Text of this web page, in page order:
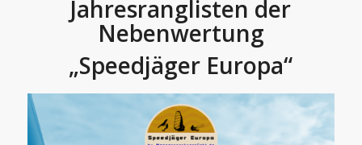
Jahresranglisten der
Nebenwertung
„Speedjäger Europa“